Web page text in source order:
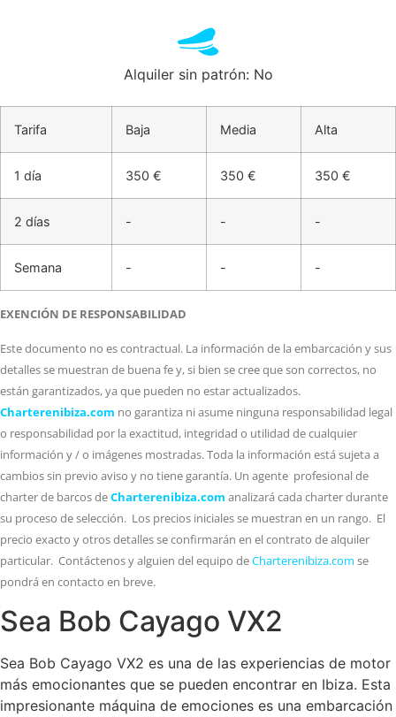
Alquiler sin patrón: No
Tarifa Baja Media Alta
1 día 350 € 350 € 350 €
2 días - - -
Semana - - -
EXENCIÓN DE RESPONSABILIDAD
Este documento no es contractual. La información de la embarcación y sus
detalles se muestran de buena fe y, si bien se cree que son correctos, no
están garantizados, ya que pueden no estar actualizados.
Charterenibiza.com no garantiza ni asume ninguna responsabilidad legal
o responsabilidad por la exactitud, integridad o utilidad de cualquier
información y / o imágenes mostradas. Toda la información está sujeta a
cambios sin previo aviso y no tiene garantía. Un agente profesional de
charter de barcos deCharterenibiza.com analizará cada charter durante
su proceso de selección. Los precios iniciales se muestran en un rango. El
precio exacto y otros detalles se confirmarán en el contrato de alquiler
particular. Contáctenos y alguien del equipo deCharterenibiza.com se
pondrá en contacto en breve.
Sea Bob Cayago VX2
Sea Bob Cayago VX2 es una de las experiencias de motor
más emocionantes que se pueden encontrar en Ibiza. Esta
impresionante máquina de emociones es una embarcación